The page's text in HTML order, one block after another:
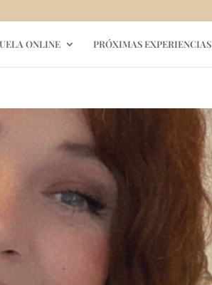
ONLINE PRÓXIMAS EXPERIENCIAS